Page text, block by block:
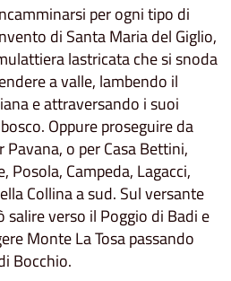
per ogni tipo di
di Santa Maria del Giglio,
lastricata che si snoda
a valle, lambendo il
e attraversando i suoi
Oppure proseguire da
Pavana, o per Casa Bettini,
Posola, Campeda, Lagacci,
Collina a sud. Sul versante
salire verso il Poggio di Badi e
Monte La Tosa passando
Bocchio.